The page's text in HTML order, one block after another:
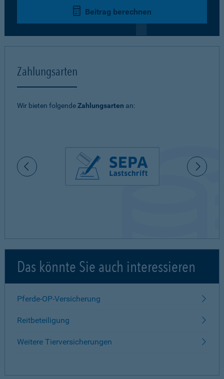
Beitrag berechnen
Zahlungsarten
Wir bieten folgendeZahlungsarten an:
Das könnte Sie auch interessieren
Pferde-OP-Versicherung
Reitbeteiligung
Weitere Tierversicherungen